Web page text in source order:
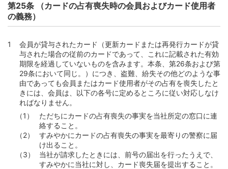
第25条 （カードの占有喪失時の会員およびカード使用者
の義務）
会員が貸与されたカード（更新カードまたは再発行カードが貸
与された場合の従前のカードであって、これに記載された有効
期限を経過していないものを含みます。本条、第26条および第
29条において同じ。）につき、盗難、紛失その他どのような事
由であっても会員またはカード使用者がその占有を喪失したと
きには、会員は、以下の各号に定めるところに従い対応しなけ
ればなりません。
ただちにカードの占有喪失の事実を当社所定の窓口に連
絡すること。
すみやかにカードの占有喪失の事実を最寄りの警察に届
け出ること。
当社が請求したときには、前号の届出を行ったうえで、
すみやかに当社に対し、カード喪失届を提出すること。